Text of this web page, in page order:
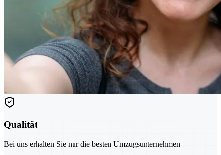
Qualität
Bei uns erhalten Sie nur die besten Umzugsunternehmen